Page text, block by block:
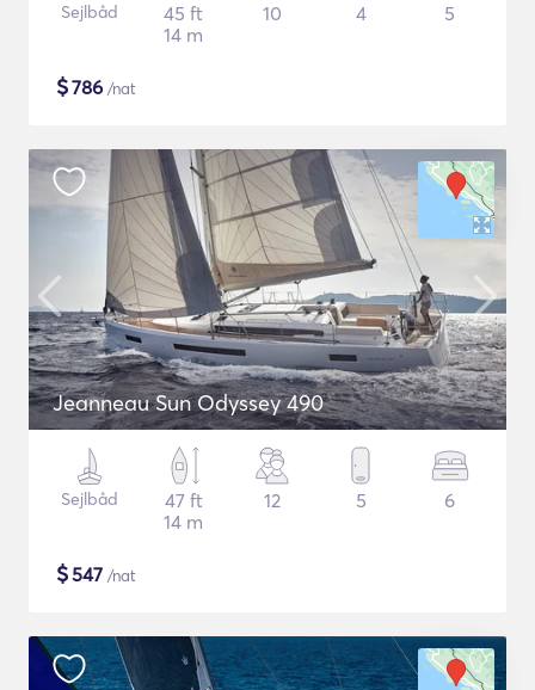
Sejlbåd
45 ft
14 m
10 4 5
$786 /nat
Jeanneau Sun Odyssey 490
Sejlbåd
47 ft
14 m
12 5 6
$547 /nat